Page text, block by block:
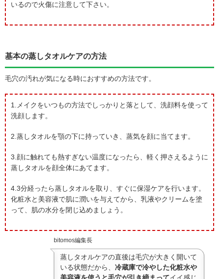
いるので火傷に注意して下さい。
基本の蒸しタオルケアの方法
毛穴の汚れが気になる時におすすめの方法です。
1.メイクをいつもの方法でしっかりと落として、洗顔料を使って
洗顔します。
2.蒸しタオルを顎の下に持っていき、蒸気を顔に当てます。
3.顔に触れても熱すぎない温度になったら、軽く押さえるように
蒸しタオルを顔全体にあてます。
4.3分経ったら蒸しタオルを取り、すぐに保湿ケアを行います。
化粧水と美容液で肌に潤いを与えてから、乳液やクリームを塗
って、肌の水分を閉じ込めましょう。
bitomos編集長
蒸しタオルケアの直後は毛穴が大きく開いて
いる状態だから、 冷蔵庫で冷やした化粧水や